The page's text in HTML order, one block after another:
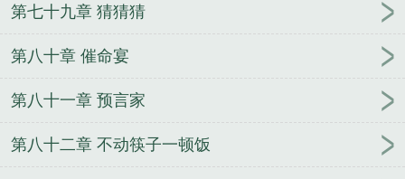
第七十九章 猜猜猜
第八十章 催命宴
第八十一章 预言家
第八十二章 不动筷子一顿饭